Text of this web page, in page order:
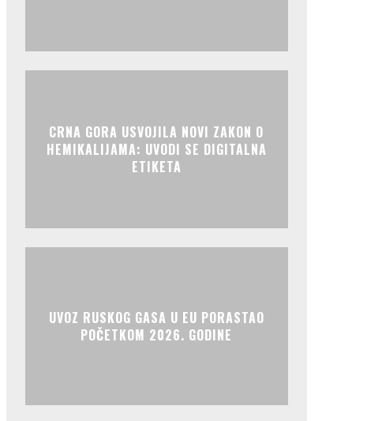
CRNA GORA USVOJILA NOVI ZAKON O
HEMIKALIJAMA: UVODI SE DIGITALNA
ETIKETA
UVOZ RUSKOG GASA U EU PORASTAO
POČETKOM 2026. GODINE